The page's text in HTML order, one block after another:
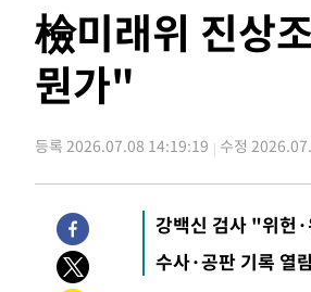
-9979초 전 >민주 콩고 에볼라환자 4천명
-9229초 전 >[속보]'300억원대 사기 혐의'
-8423초 전 >
-6817초 전 > [속보]합수본, '투표율 허위
압수수색
-6572초 전 >[속보]원·달러 환율, 오전 9
-30925초 전 >
여자배구 이재영·이다영 자
-30178초 전 >
외국인 심판 성 접대 7경기
-29912초 전 >
[속보]코스닥, 2.86포인트
檢미래위 진상
뭔가"
등록 2026.07.08 14:19:19 수정
강백신 검사 "위헌
수사·공판 기록 열